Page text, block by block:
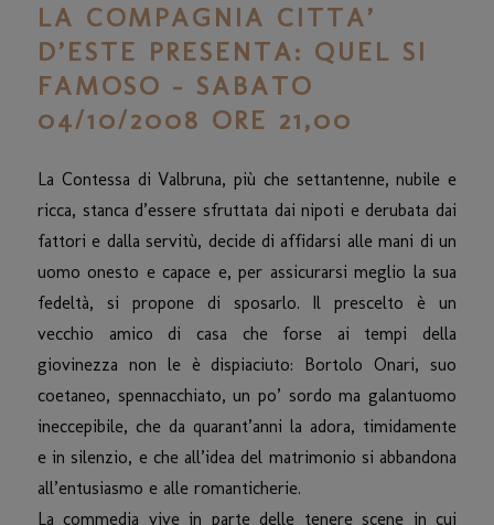
LA COMPAGNIA CITTA’
D’ESTE PRESENTA: QUEL SI
FAMOSO – SABATO
04/10/2008 ORE 21,00
La Contessa di Valbruna, più che settantenne, nubile e
ricca, stanca d’essere sfruttata dai nipoti e derubata dai
fattori e dalla servitù, decide di affidarsi alle mani di un
uomo onesto e capace e, per assicurarsi meglio la sua
fedeltà, si propone di sposarlo. Il prescelto è un
vecchio amico di casa che forse ai tempi della
giovinezza non le è dispiaciuto: Bortolo Onari, suo
coetaneo, spennacchiato, un po’ sordo ma galantuomo
ineccepibile, che da quarant’anni la adora, timidamente
e in silenzio, e che all’idea del matrimonio si abbandona
all’entusiasmo e alle romanticherie.
La commedia vive in parte delle tenere scene in cui